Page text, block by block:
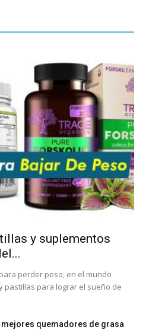
y suplementos
perder peso, en el mundo
pastillas para lograr el sueño de
mejores quemadores de grasa